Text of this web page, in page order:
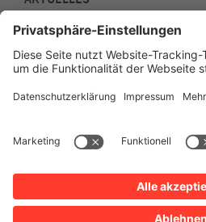
FOLGEN SIE UNS!
Impressum
Datenschutz
Barrierefreiheit